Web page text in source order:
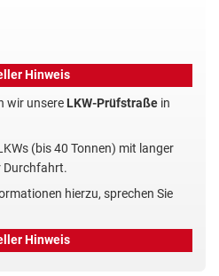
Hinweis
wir unsere LKW-Prüfstraße in
(bis 40 Tonnen) mit langer
Durchfahrt.
hierzu, sprechen Sie
Hinweis